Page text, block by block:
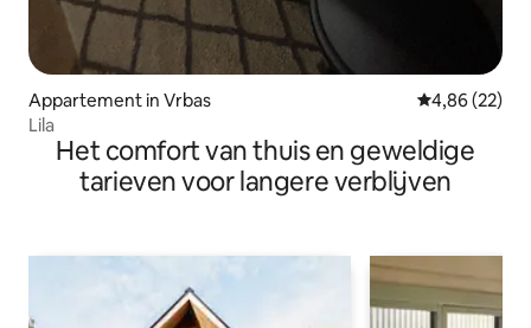
Appartement in Vrbas Gemiddelde
4,86 (22)
Lila
Het comfort van thuis en geweldige
tarieven voor langere verblijven